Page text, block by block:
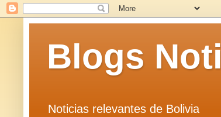
Blogs
Noticias relevantes de Bolivia